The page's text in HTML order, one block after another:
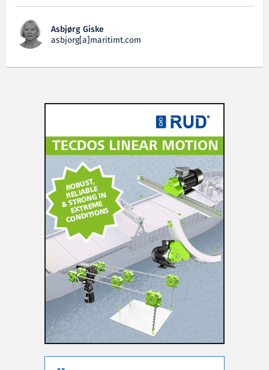
Asbjørg Giske
asbjorg[a]maritimt.com